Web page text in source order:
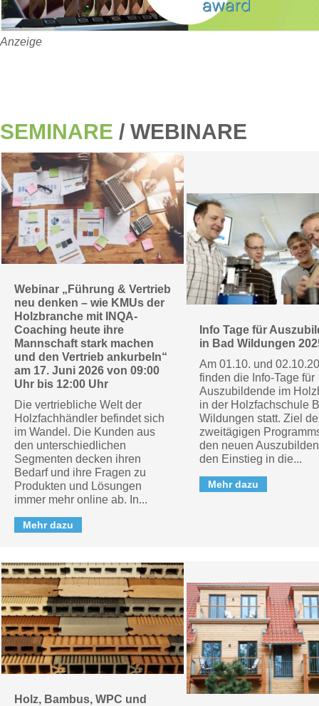
Anzeige
SEMINARE / WEBINARE
Webinar „Führung & Vertrieb
neu denken – wie KMUs der
Holzbranche mit INQA-
Coaching heute ihre
Mannschaft stark machen
und den Vertrieb ankurbeln“
am 17. Juni 2026 von 09:00
Uhr bis 12:00 Uhr
Die vertriebliche Welt der
Holzfachhändler befindet sich
im Wandel. Die Kunden aus
den unterschiedlichen
Segmenten decken ihren
Bedarf und ihre Fragen zu
Produkten und Lösungen
immer mehr online ab. In...
Mehr dazu
Info Tage für
in Bad Wildungen
Am 01.10. und
finden die Info-Tage für
Auszubildende im
in der Holzfachschule
Wildungen statt. Ziel
zweitägigen
den neuen
den Einstieg in die...
Mehr dazu
Holz, Bambus, WPC und